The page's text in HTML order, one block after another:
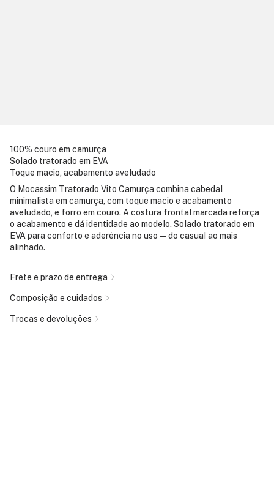
100% couro em camurça
Solado tratorado em EVA
Toque macio, acabamento aveludado
O Mocassim Tratorado Vito Camurça combina cabedal
minimalista em camurça, com toque macio e acabamento
aveludado, e forro em couro. A costura frontal marcada reforça
o acabamento e dá identidade ao modelo. Solado tratorado em
EVA para conforto e aderência no uso — do casual ao mais
alinhado.
Frete e prazo de entrega
Composição e cuidados
Trocas e devoluções